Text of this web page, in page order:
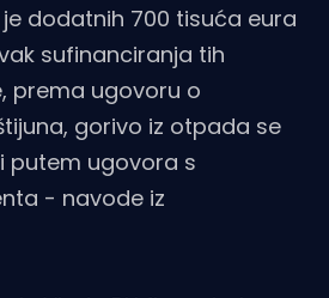
dodatnih 700 tisuća eura
sufinanciranja tih
prema ugovoru o
gorivo iz otpada se
putem ugovora s
- navode iz